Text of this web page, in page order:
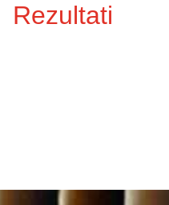
Rezultati